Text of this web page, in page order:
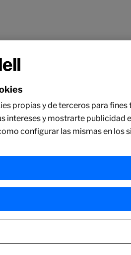
propias y de terceros para
intereses y mostrarte publicidad
configurar las mismas en